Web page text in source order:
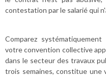
contestation par le salarié qui
Comparez
votre convention collective
dans le secteur des travaux
trois semaines, constitue une